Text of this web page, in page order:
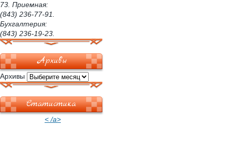
73. Приемная:
(843) 236-77-91.
Бухгалтерия:
(843) 236-19-23.
Архивы
Архивы
Статистика
< /a>